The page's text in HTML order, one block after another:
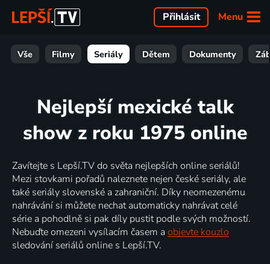
Menu
Přihlásit
Vše Filmy Seriály Dětem Dokumenty
Nejlepší mexické talk
show z roku 1975 online
Zavítejte s Lepší.TV do světa nejlepších online seriálů!
Mezi stovkami pořadů naleznete nejen české seriály, ale
také seriály slovenské a zahraniční. Díky neomezenému
nahrávání si můžete nechat automaticky nahrávat celé
série a pohodlně si pak díly pustit podle svých možností.
Nebuďte omezeni vysílacím časem a objevte kouzlo
sledování seriálů online s Lepší.TV.